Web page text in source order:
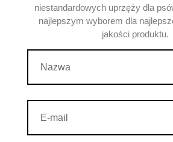
niestandardowych uprzęży dla
najlepszym wyborem dla
jakości produktu.